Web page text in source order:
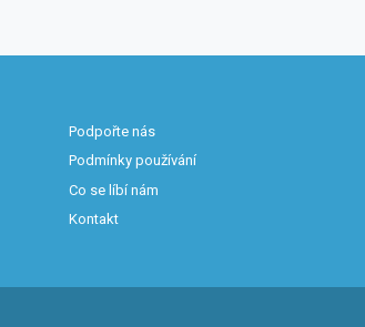
Podpořte nás
Podmínky používání
Co se líbí nám
Kontakt